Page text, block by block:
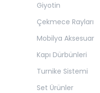
Giyotin
Çekmece Rayları
Mobilya Aksesuar
Kapı Dürbünleri
Turnike Sistemi
Set Ürünler